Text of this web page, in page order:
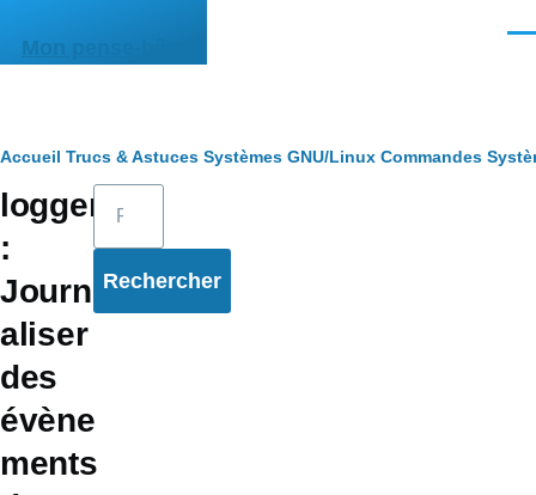
Mon pense-bête
Fil
d'Ariane
Accueil Trucs & Astuces Systèmes GNU/Linux Commandes
logger
:
Journ
aliser
des
évène
ments
Rechercher